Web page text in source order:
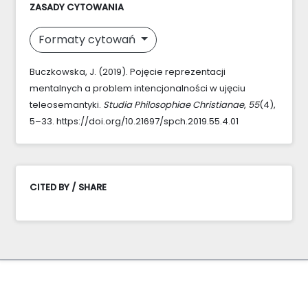
ZASADY CYTOWANIA
Formaty cytowań
Buczkowska, J. (2019). Pojęcie reprezentacji
mentalnych a problem intencjonalności w ujęciu
teleosemantyki. Studia Philosophiae Christianae, 55(4),
5–33. https://doi.org/10.21697/spch.2019.55.4.01
CITED BY / SHARE